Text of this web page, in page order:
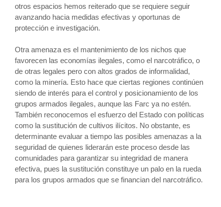
otros espacios hemos reiterado que se requiere seguir
avanzando hacia medidas efectivas y oportunas de
protección e investigación.
Otra amenaza es el mantenimiento de los nichos que
favorecen las economías ilegales, como el narcotráfico, o
de otras legales pero con altos grados de informalidad,
como la minería. Esto hace que ciertas regiones continúen
siendo de interés para el control y posicionamiento de los
grupos armados ilegales, aunque las Farc ya no estén.
También reconocemos el esfuerzo del Estado con políticas
como la sustitución de cultivos ilícitos. No obstante, es
determinante evaluar a tiempo las posibles amenazas a la
seguridad de quienes liderarán este proceso desde las
comunidades para garantizar su integridad de manera
efectiva, pues la sustitución constituye un palo en la rueda
para los grupos armados que se financian del narcotráfico.